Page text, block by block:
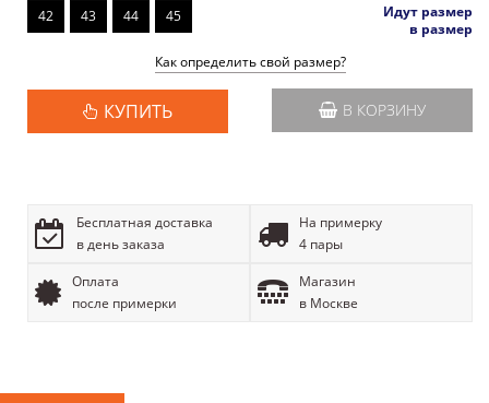
42 43 44 45
Идут размер
в размер
Как определить свой размер?
КУПИТЬ В КОРЗИНУ
Бесплатная доставка
в день заказа
На примерку
4 пары
Оплата
после примерки
Магазин
в Москве